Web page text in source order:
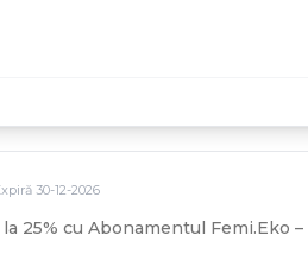
30-12-2026
25% cu Abonamentul Femi.Eko –